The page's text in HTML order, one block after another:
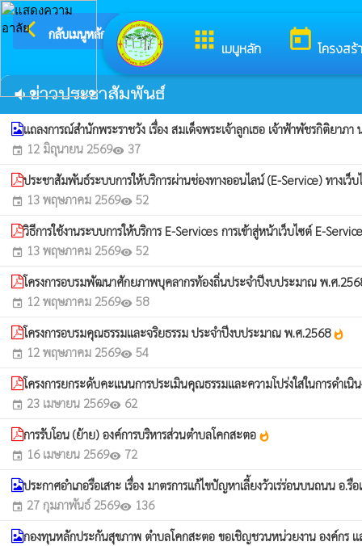
apps เมนูหลัก today โครงสร้
arrow_back_ios กลับเมนูหลัก ยินดีต้อนรับ
volume_downข่าวประชาสัมพันธ์
แถลงการณ์สำนักพระราชวัง เรื่อง สมเด็จพระเจ้าลูกเธอ เจ้าฟ้าพัชรกิติย
event 12 มิถุนายน 2569visibility 37
ประชาสัมพันธ์ระบบการให้บริการผ่านช่องทางออนไลน์ (E-Service) ทางเว็
event 13 พฤษภาคม 2569visibility 52
วิธีการใช้งานระบบการให้บริการ E-Services การเข้าสู่หน้าเว็บไซต์ E-
event 13 พฤษภาคม 2569visibility 52
โครงการอบรมพัฒนาศักยภาพบุคลากรท้องถิ่นประจำปีงบประมาณ พ.ศ
event 12 พฤษภาคม 2569visibility 58
โครงการอบรมคุณธรรมและจริยธรรม ประจำปีงบประมาณ พ.ศ.2568whatshot
event 12 พฤษภาคม 2569visibility 54
โครงการยกระดับคะแนนการประเมินคุณธรรมและความโปร่งใสในการดำ
event 23 เมษายน 2569visibility 62
การรับโอน (ย้าย) องค์การบริหารส่วนตำบลโคกสะตอ whatshot
event 16 เมษายน 2569visibility 72
ประกาศอำเภอรือเสาะ เรื่อง มาตรการแก้ไขปัญหาเลี้ยงวัวเร่ร่อนบนถนน อ.รื
event 27 กุมภาพันธ์ 2569visibility 136
กองทุนหลักประกันสุขภาพ ตำบลโคกสะตอ ขอเชิญชวนหน่วยงาน องค์กร